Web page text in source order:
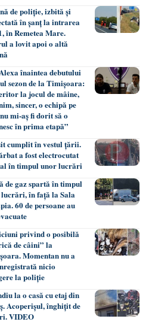
de poliție, izbită și
în șanț la intrarea
în Remetea Mare.
a lovit apoi o altă
înaintea debutului
sezon de la Timișoara:
la jocul de mâine,
sincer, o echipă pe
mi-aș fi dorit să o
în prima etapă”
cumplit în vestul țării.
a fost electrocutat
în timpul unor lucrări
de gaz spartă în timpul
în față la Sala
60 de persoane au
privind o posibilă
de câini” la
Momentan nu a
nicio
la poliție
la o casă cu etaj din
Acoperișul, înghițit de
VIDEO